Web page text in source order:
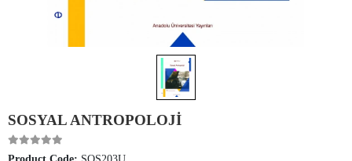
SOSYAL ANTROPOLOJİ